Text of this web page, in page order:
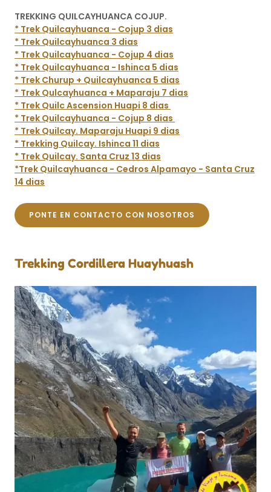
TREKKING QUILCAYHUANCA COJUP.
* Trek Quilcayhuanca - Cojup 3 dias
* Trek Quilcayhuanca 3 dias
* Trek Quilcayhuanca - Cojup 4 dias
* Trek Quilcayhuanca - Ishinca 5 dias
* Trek Churup + Quilcayhuanca 5 dias
* Trek Qulcayhuanca + Maparaju 7 dias
* Trek Quilc Ascension Huapi 8 dias
* Trek Quilcayhuanca - Cojup 8 dias
* Trek Quilcay. Maparaju Huapi 9 dias
* Trekking Quilcay. Ishinca 11 dias
* Trek Quilcay. Santa Cruz 13 dias
*Trek Quilcayhuanca - Cedros Alpamayo - Santa Cruz
14 dias
PONTE EN CONTACTO CON NOSOTROS
Trekking Cordillera Huayhuash